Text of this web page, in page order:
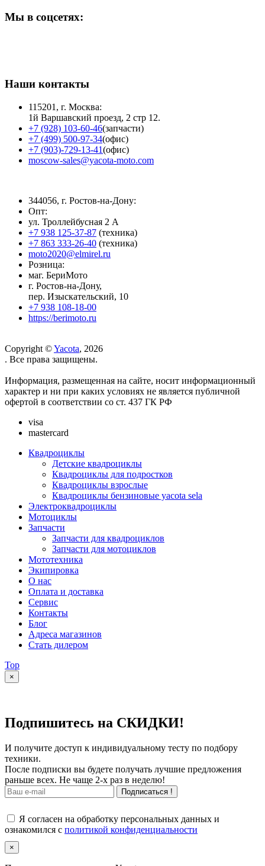
Мы в соцсетях:
Наши контакты
115201, г. Москва:
1й Варшавский проезд, 2 стр 12.
+7 (928) 103-60-46(запчасти)
+7 (499) 500-97-34(офис)
+7 (903)-729-13-41(офис)
moscow-sales@yacota-moto.com
344056, г. Ростов-на-Дону:
Опт:
ул. Троллейбусная 2 А
+7 938 125-37-87 (техника)
+7 863 333-26-40 (техника)
moto2020@elmirel.ru
Розница:
маг. БериМото
г. Ростов-на-Дону,
пер. Изыскательский, 10
+7 938 108-18-00
https://berimoto.ru
Copyright ©Yacota, 2026
. Все права защищены.
Информация, размещенная на сайте, носит информационный
характер и ни при каких условиях не является публичной
офертой в соответствии со ст. 437 ГК РФ
visa
mastercard
Квадроциклы
Детские квадроциклы
Квадроциклы для подростков
Квадроциклы взрослые
Квадроциклы бензиновые yacota sela
Электроквадроциклы
Мотоциклы
Запчасти
Запчасти для квадроциклов
Запчасти для мотоциклов
Мототехника
Экипировка
О нас
Оплата и доставка
Сервис
Контакты
Блог
Адреса магазинов
Стать дилером
Top
×
Подпишитесь на СКИДКИ!
И получите доступ к индивидуальному тесту по подбору
техники.
После подписки вы будете получать лучшие предложения
раньше всех. Не чаще 2-х раз в неделю!
Подписаться !
Я согласен на обработку персональных данных и
ознакомился с политикой конфиденциальности
×